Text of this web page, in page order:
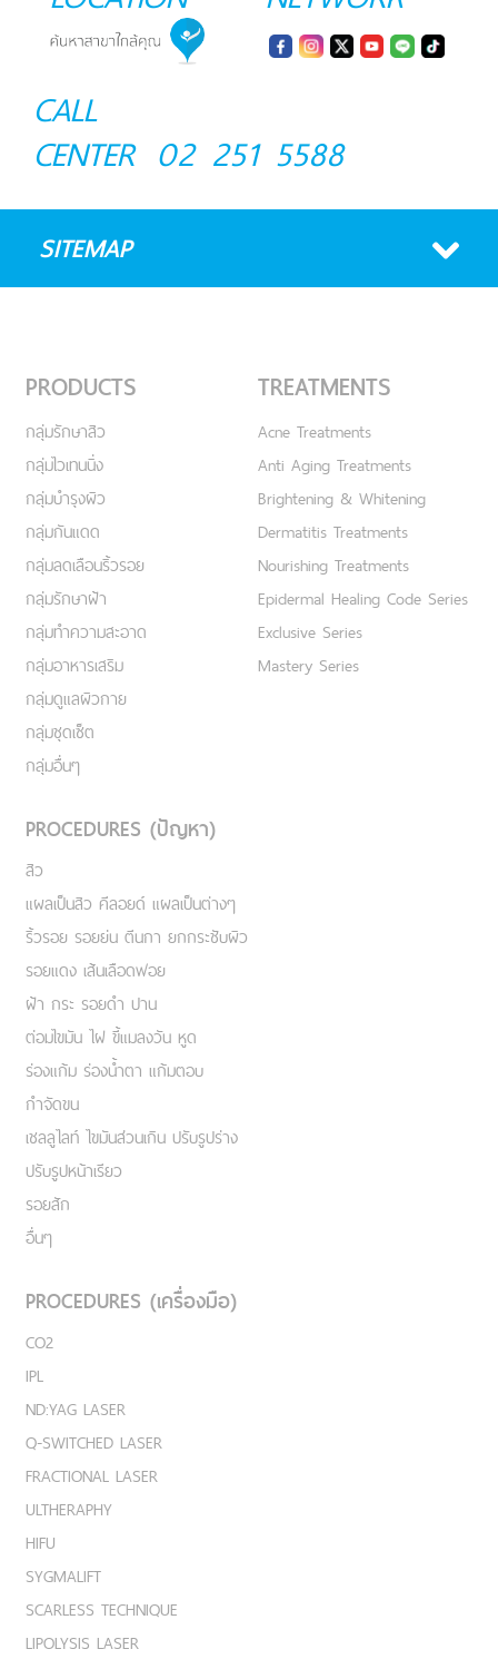
CALL
CENTER 02 251 5588
SITEMAP
PRODUCTS
กลุ่มรักษาสิว
กลุ่มไวเทนนิ่ง
กลุ่มบำรุงผิว
กลุ่มกันแดด
กลุ่มลดเลือนริ้วรอย
กลุ่มรักษาฝ้า
กลุ่มทำความสะอาด
กลุ่มอาหารเสริม
กลุ่มดูแลผิวกาย
กลุ่มชุดเซ็ต
กลุ่มอื่นๆ
TREATMENTS
Acne Treatments
Anti Aging Treatments
Brightening & Whitening
Dermatitis Treatments
Nourishing Treatments
Epidermal Healing Code Series
Exclusive Series
Mastery Series
PROCEDURES (ปัญหา)
สิว
แผลเป็นสิว คีลอยด์ แผลเป็นต่างๆ
ริ้วรอย รอยย่น ตีนกา ยกกระชับผิว
รอยแดง เส้นเลือดฟอย
ฝ้า กระ รอยดำ ปาน
ต่อมไขมัน ไฝ ขี้แมลงวัน หูด
ร่องแก้ม ร่องน้ำตา แก้มตอบ
กำจัดขน
เชลลูไลท์ ไขมันส่วนเกิน ปรับรูปร่าง
ปรับรูปหน้าเรียว
รอยสัก
อื่นๆ
PROCEDURES (เครื่องมือ)
CO2
IPL
ND:YAG LASER
Q-SWITCHED LASER
FRACTIONAL LASER
ULTHERAPHY
HIFU
SYGMALIFT
SCARLESS TECHNIQUE
LIPOLYSIS LASER